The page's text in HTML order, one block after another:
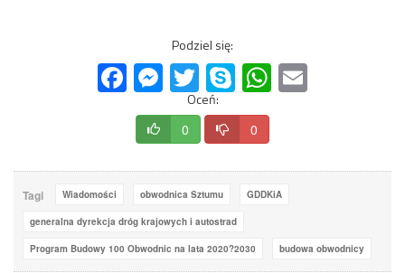
Podziel się:
FacebookMessenger
Twitter Skype WhatsApp
Oceń:
0 0
Tagi Wiadomości obwodnica Sztumu GDDKiA
generalna dyrekcja dróg krajowych i autostrad
Program Budowy 100 Obwodnic na lata 2020?2030 budowa obwodnicy